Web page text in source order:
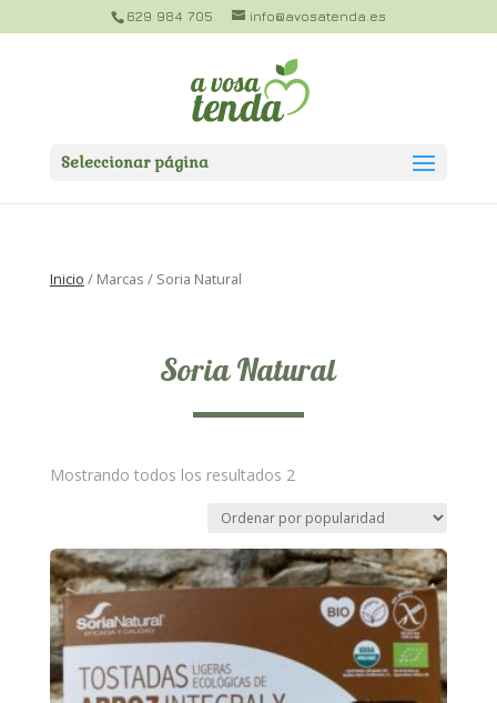
629 984 705 info@avosatenda.es
Seleccionar página
Inicio / Marcas / Soria Natural
Soria Natural
Mostrando todos los resultados 2